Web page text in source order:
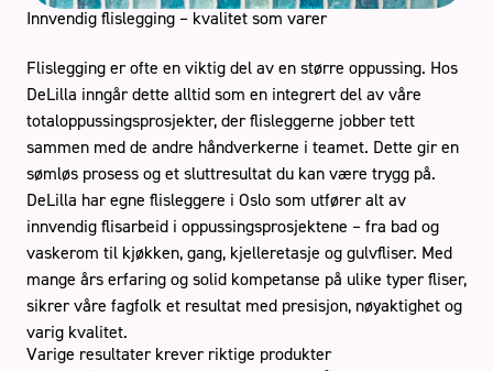
Innvendig flislegging – kvalitet som varer
Flislegging er ofte en viktig del av en større oppussing. Hos
DeLilla inngår dette alltid som en integrert del av våre
totaloppussingsprosjekter, der flisleggerne jobber tett
sammen med de andre håndverkerne i teamet. Dette gir en
sømløs prosess og et sluttresultat du kan være trygg på.
DeLilla har egne flisleggere i Oslo som utfører alt av
innvendig flisarbeid i oppussingsprosjektene – fra bad og
vaskerom til kjøkken, gang, kjelleretasje og gulvfliser. Med
mange års erfaring og solid kompetanse på ulike typer fliser,
sikrer våre fagfolk et resultat med presisjon, nøyaktighet og
varig kvalitet.
Varige resultater krever riktige produkter